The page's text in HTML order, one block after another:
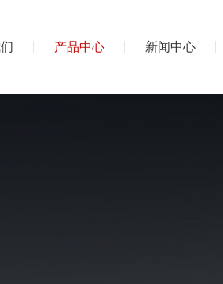
产品中心 新闻中心